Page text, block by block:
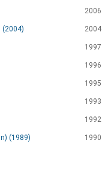
2006
(2004) 2004
1997
1996
1995
1993
1992
(1989) 1990